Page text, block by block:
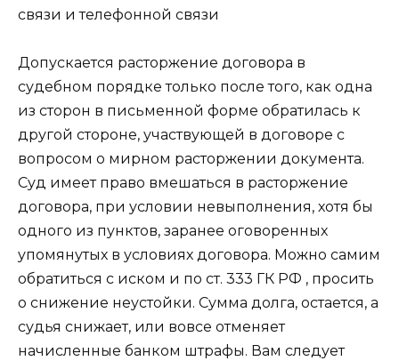
Допускается расторжение договора в
судебном порядке только после того, как одна
из сторон в письменной форме обратилась к
другой стороне, участвующей в договоре с
вопросом о мирном расторжении документа.
Суд имеет право вмешаться в расторжение
договора, при условии невыполнения, хотя бы
одного из пунктов, заранее оговоренных
упомянутых в условиях договора. Можно самим
обратиться с иском и по ст. 333 ГК РФ , просить
о снижение неустойки. Сумма долга, остается, а
судья снижает, или вовсе отменяет
начисленные банком штрафы. Вам следует